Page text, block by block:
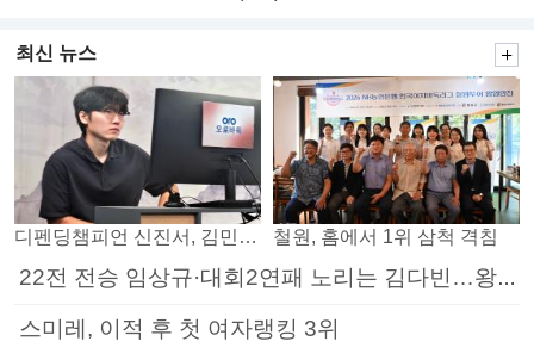
최신 뉴스
디펜딩챔피언 신진서, 김민석 꺾고 8강으로 철원, 홈에서 1위 삼척 격침
22전 전승 임상규·대회2연패 노리는 김다빈…왕중왕전 16강 7일부터
스미레, 이적 후 첫 여자랭킹 3위